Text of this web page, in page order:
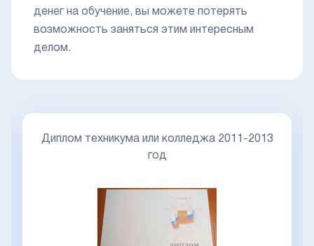
денег на обучение, вы можете потерять
возможность заняться этим интересным
делом.
Диплом техникума или колледжа 2011-2013
год